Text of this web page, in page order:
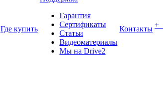
Где купить
Гарантия
Сертификаты
Статьи
Видеоматериалы
Мы на Drive2
Контакты +